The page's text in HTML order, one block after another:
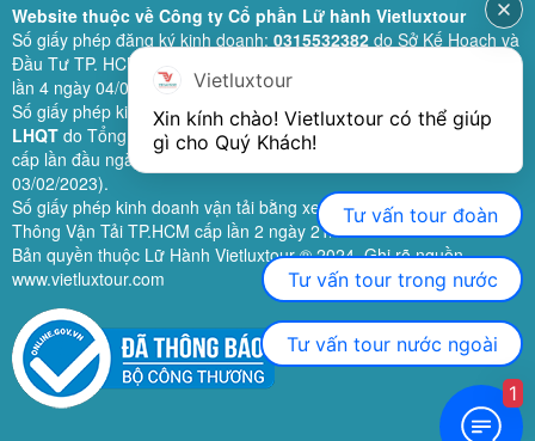
Website thuộc về Công ty Cổ phần Lữ hành Vietluxtour
Số giấy phép đăng ký kinh doanh: 0315532382do Sở Kế Hoạch và
Đầu Tư TP. HCM cấp lần đầu ngày 28/02/2019 (sửa đổi bổ sung
lần 4 ngày 04/06/2024).
Số giấy phép kinh doanh lữ hành quốc tế:79-1111/2019/TCDL-GP
LHQTdo Tổng Cục Du Lịch (nay là Cục Du lịch quốc gia Việt Nam)
cấp lần đầu ngày 26/09/2019 (sửa đổi, bổ sung lần 3 ngày
03/02/2023).
Số giấy phép kinh doanh vận tải bằng xe ô tô:11924do Sở Giao
Thông Vận Tải TP.HCM cấp lần 2 ngày 21/02/2023.
Bản quyền thuộc Lữ Hành Vietluxtour ® 2024. Ghi rõ nguồn
www.vietluxtour.com
Vietluxtour
Xin kính chào! Vietluxtour có thể giúp
gì cho Quý Khách!
Tư vấn tour đoàn
Tư vấn tour trong nước
Tư vấn tour nước ngoài
1